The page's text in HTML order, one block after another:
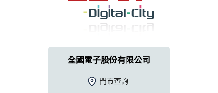
全國電子股份有限公司
門市查詢